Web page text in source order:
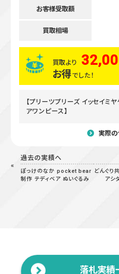
お客様受取額
買取相場
買取より
お得 でした！
【プリーツプリーズ イッセイミ
アワンピース】
実際
過去の実績へ
ぽっけのなか pocket bear
制作 テディベア ぬいぐるみ
どんぐり
アシ
落札実績